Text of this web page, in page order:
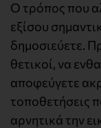
Ο τρόπος που
εξίσου
δημοσιεύετε.
θετικοί, να
αποφεύγετε
τοποθετήσεις
αρνητικά την